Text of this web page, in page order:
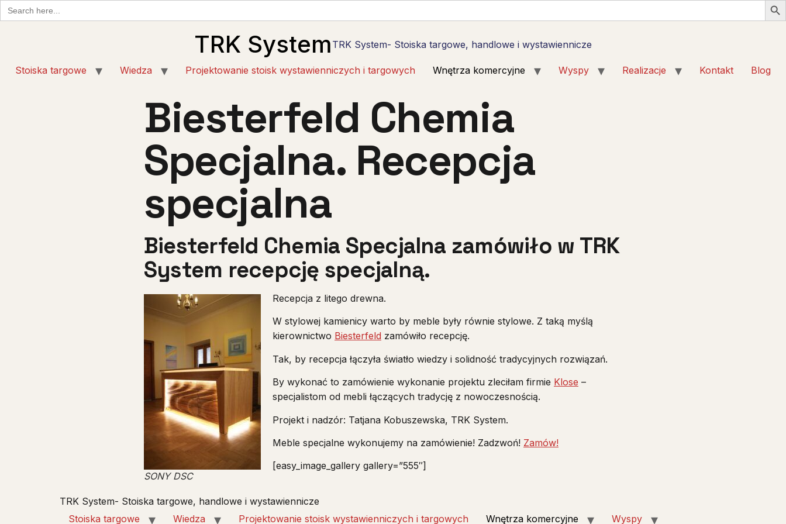
Search
for:
TRK System TRK System- Stoiska targowe, handlowe i wystawiennicze
Stoiska targowe Wiedza Projektowanie stoisk wystawienniczych i targowych Wnętrza komercyjne Wyspy Realizacje Kontakt Blog
Biesterfeld Chemia
Specjalna. Recepcja
specjalna
Biesterfeld Chemia Specjalna zamówiło w TRK
System recepcję specjalną.
SONY DSC
Recepcja z litego drewna.
W stylowej kamienicy warto by meble były równie stylowe. Z taką myślą
kierownictwo Biesterfeld zamówiło recepcję.
Tak, by recepcja łączyła światło wiedzy i solidność tradycyjnych rozwiązań.
By wykonać to zamówienie wykonanie projektu zleciłam firmie Klose –
specjalistom od mebli łączących tradycję z nowoczesnością.
Projekt i nadzór: Tatjana Kobuszewska, TRK System.
Meble specjalne wykonujemy na zamówienie! Zadzwoń! Zamów!
[easy_image_gallery gallery=”555″]
TRK System- Stoiska targowe, handlowe i wystawiennicze
Stoiska targowe
Wiedza Projektowanie stoisk wystawienniczych i targowych Wnętrza komercyjne Wyspy